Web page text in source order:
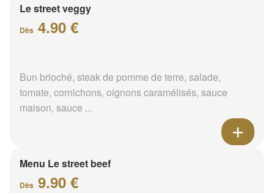
Le street veggy
Dès 4.90 €
Bun brioché, steak de pomme de terre, salade,
tomate, cornichons, oignons caramélisés, sauce
maison, sauce ...
Menu Le street beef
Dès 9.90 €